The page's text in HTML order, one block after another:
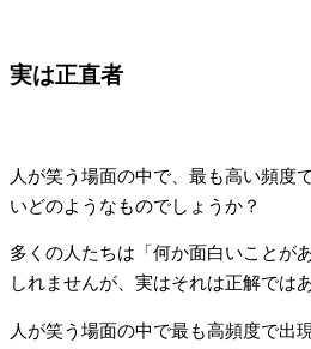
実は正直者
人が笑う場面の中で、最も高い頻度
いどのようなものでしょうか？
多くの人たちは「何か面白いことが
しれませんが、実はそれは正解では
人が笑う場面の中で最も高頻度で出